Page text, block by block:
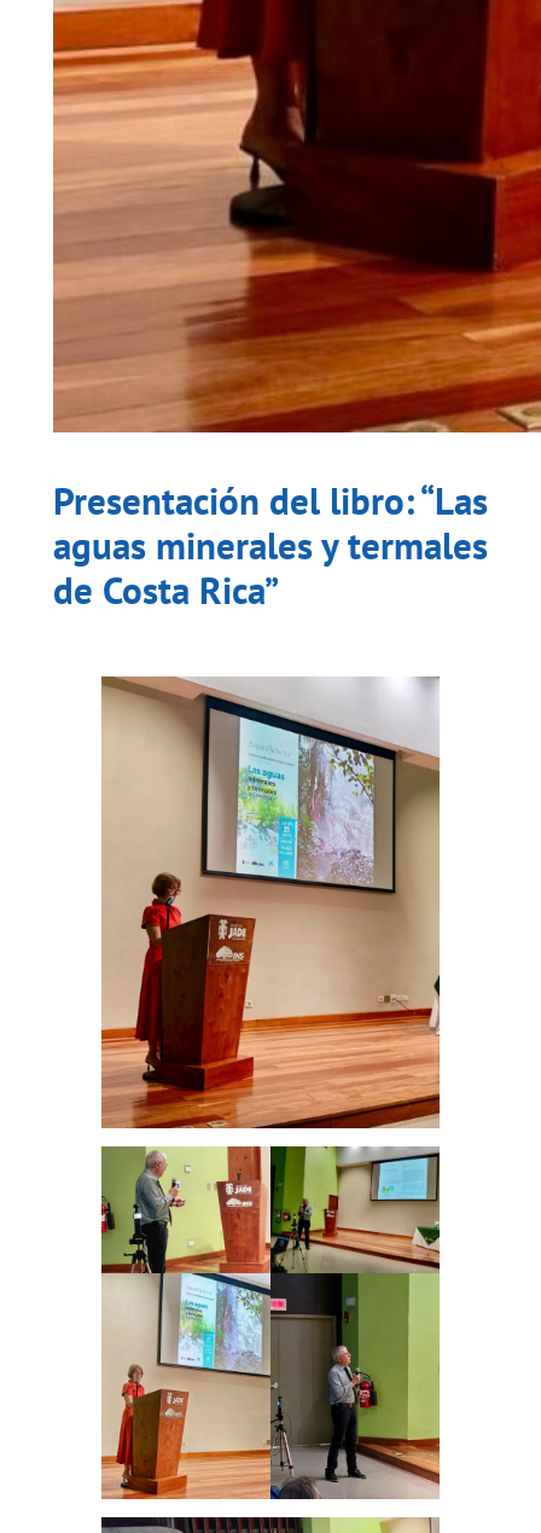
Presentación del libro: “Las
aguas minerales y termales
de Costa Rica”